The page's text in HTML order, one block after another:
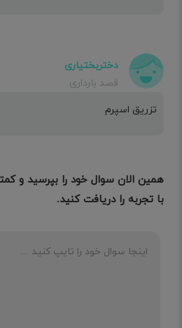
دختربختیاری
قصد بارداری
تزریق اسپرم
با تجربه را دریافت کنید.